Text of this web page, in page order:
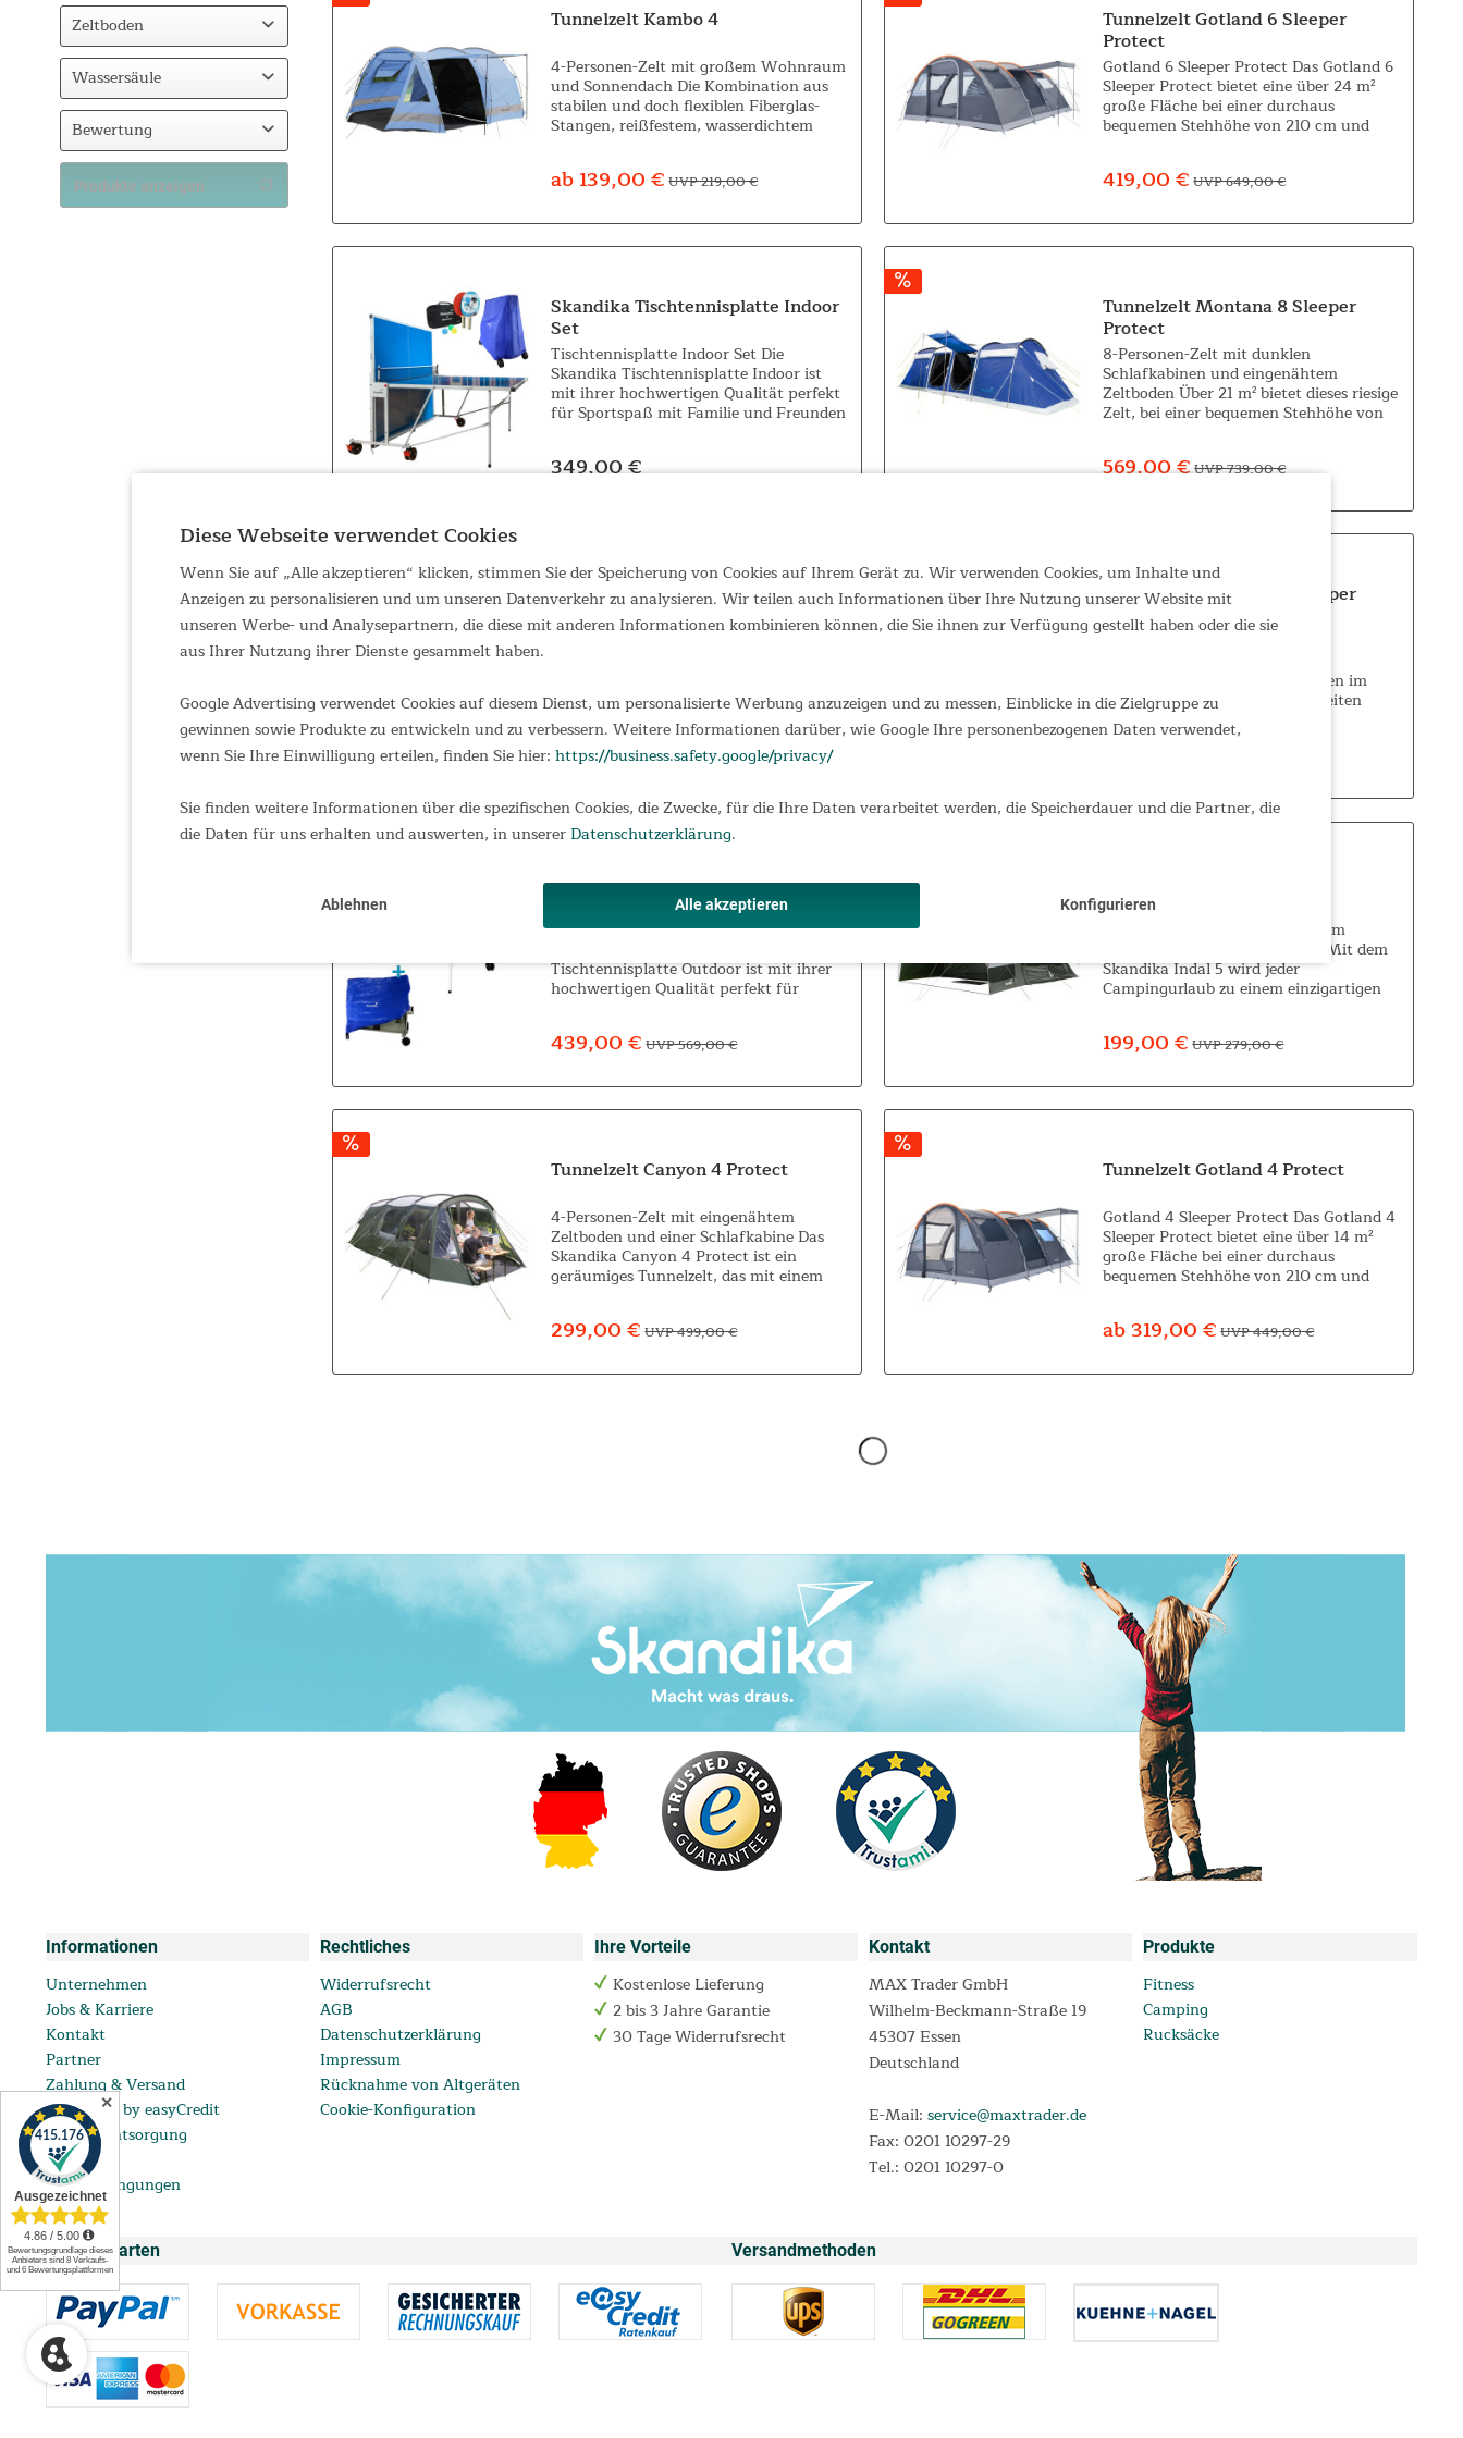
Fiberglas
Fiberglas / Stahl
Zeltboden
Eingenähter Zeltboden
Einlegeboden
Wassersäule
3000
5000
Bewertung
& mehr
& mehr
Produkte anzeigen
Tunnelzelt Kambo 4
4-Personen-Zelt mit großem Wohnraum
und Sonnendach Die Kombination aus
stabilen und doch flexiblen Fiberglas-
Stangen, reißfestem, wasserdichtem
das...
ab 139,00 € UVP 219,00 €
Tunnelzelt Gotland 6 Sleeper
Protect
Gotland 6 Sleeper Protect Das Gotland 6
Sleeper Protect bietet eine über 24 m²
große Fläche bei einer durchaus
bequemen Stehhöhe von 210 cm und
und...
419,00 € UVP 649,00 €
Skandika Tischtennisplatte Indoor
Set
Tischtennisplatte Indoor Set Die
Skandika Tischtennisplatte Indoor ist
mit ihrer hochwertigen Qualität perfekt
für Sportspaß mit Familie und Freunden
349,00 €
Tunnelzelt Montana 8 Sleeper
Protect
8-Personen-Zelt mit dunklen
Schlafkabinen und eingenähtem
Zeltboden Über 21 m² bietet dieses riesige
Zelt, bei einer bequemen Stehhöhe von
Familien und Gruppen von...
569,00 € UVP 739,00 €
Skandika Wasserrudergerät Nytta
aus Massivholz
Tank-Technologie für ein innovatives
und leistungsstarkes Workout. Ein
Ganzkörper-Trainingsgerät, das mit
seinem massiven...
749,00 € UVP 1.049,00 €
Tunnelzelt Montana 8 Sleeper
Wassersäule Montana hoch oben im
Norden der USA ist für seine weiten
Landschaften bekannt. Ein Gefühl von
Weite stellt sich auch ein, wenn man das
Skandika Tischtennisplatte
Outdoor mit Abdeckung
Tischtennisplatte Outdoor mit
Tischtennisplatte Outdoor ist mit ihrer
hochwertigen Qualität perfekt für
oder alleine mit...
439,00 € UVP 569,00 €
5-Personen-Zelt mit eingenähtem
Zeltboden und Panoramadach Mit dem
Skandika Indal 5 wird jeder
Campingurlaub zu einem einzigartigen
atemberaubende Aussicht in...
199,00 € UVP 279,00 €
Tunnelzelt Canyon 4 Protect
4-Personen-Zelt mit eingenähtem
Zeltboden und einer Schlafkabine Das
Skandika Canyon 4 Protect ist ein
geräumiges Tunnelzelt, das mit einem
299,00 € UVP 499,00 €
Tunnelzelt Gotland 4 Protect
Gotland 4 Sleeper Protect Das Gotland 4
Sleeper Protect bietet eine über 14 m²
große Fläche bei einer durchaus
bequemen Stehhöhe von 210 cm und
und...
ab 319,00 € UVP 449,00 €
Informationen
Unternehmen
Jobs & Karriere
Kontakt
Partner
Zahlung & Versand
ratenkauf by easyCredit
Batterieentsorgung
FAQ
Lieferbedingungen
Rechtliches
Widerrufsrecht
AGB
Datenschutzerklärung
Impressum
Rücknahme von Altgeräten
Cookie-Konfiguration
Ihre Vorteile
Kostenlose Lieferung
2 bis 3 Jahre Garantie
30 Tage Widerrufsrecht
Kontakt
MAX Trader GmbH
Wilhelm-Beckmann-Straße 19
45307 Essen
Deutschland
E-Mail: service@maxtrader.de
Fax: 0201 10297-29
Tel.: 0201 10297-0
Produkte
Fitness
Camping
Rucksäcke
Zahlungsarten Versandmethoden
Diese Webseite verwendet Cookies
Wenn Sie auf „Alle akzeptieren“ klicken, stimmen Sie der Speicherung von Cookies auf Ihrem Gerät zu. Wir verwenden Cookies, um Inhalte und
Anzeigen zu personalisieren und um unseren Datenverkehr zu analysieren. Wir teilen auch Informationen über Ihre Nutzung unserer Website mit
unseren Werbe- und Analysepartnern, die diese mit anderen Informationen kombinieren können, die Sie ihnen zur Verfügung gestellt haben oder die sie
aus Ihrer Nutzung ihrer Dienste gesammelt haben.
Google Advertising verwendet Cookies auf diesem Dienst, um personalisierte Werbung anzuzeigen und zu messen, Einblicke in die Zielgruppe zu
gewinnen sowie Produkte zu entwickeln und zu verbessern. Weitere Informationen darüber, wie Google Ihre personenbezogenen Daten verwendet,
wenn Sie Ihre Einwilligung erteilen, finden Sie hier: https://business.safety.google/privacy/
Sie finden weitere Informationen über die spezifischen Cookies, die Zwecke, für die Ihre Daten verarbeitet werden, die Speicherdauer und die Partner, die
die Daten für uns erhalten und auswerten, in unsererDatenschutzerklärung.
Ablehnen Alle akzeptieren Konfigurieren
✕